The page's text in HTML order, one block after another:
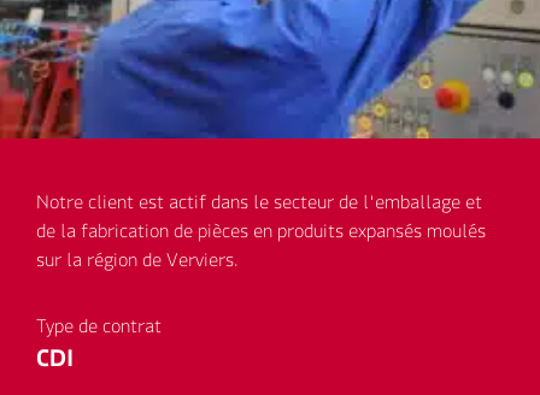
Notre client est actif dans le secteur de l'emballage et
de la fabrication de pièces en produits expansés moulés
sur la région de Verviers.
Type de contrat
CDI